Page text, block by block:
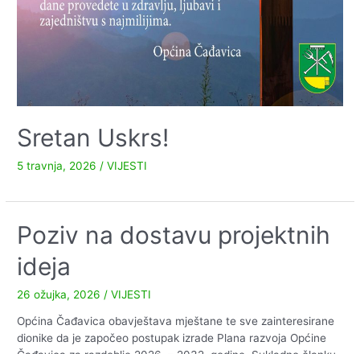
Sretan Uskrs!
5 travnja, 2026 /VIJESTI
Poziv na dostavu projektnih
ideja
26 ožujka, 2026 /VIJESTI
Općina Čađavica obavještava mještane te sve zainteresirane
dionike da je započeo postupak izrade Plana razvoja Općine